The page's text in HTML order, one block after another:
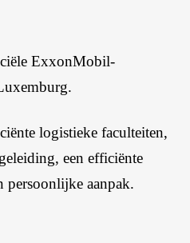
ExxonMobil-
logistieke faculteiten,
een efficiënte
persoonlijke aanpak.